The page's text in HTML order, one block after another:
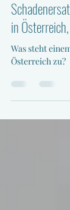
Dein
12. Nov.
in Österreich,
Was steht